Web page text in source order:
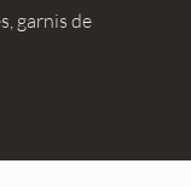
garnis de